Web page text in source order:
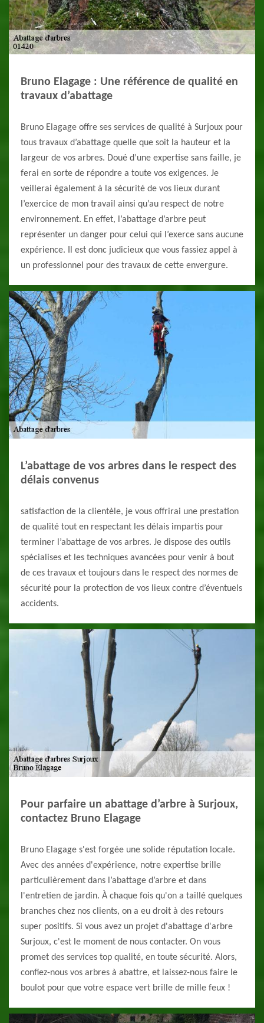
Bruno Elagage : Une référence de qualité en
travaux d’abattage
Bruno Elagage offre ses services de qualité à Surjoux pour
tous travaux d’abattage quelle que soit la hauteur et la
largeur de vos arbres. Doué d’une expertise sans faille, je
ferai en sorte de répondre a toute vos exigences. Je
veillerai également à la sécurité de vos lieux durant
l’exercice de mon travail ainsi qu’au respect de notre
environnement. En effet, l’abattage d’arbre peut
représenter un danger pour celui qui l’exerce sans aucune
expérience. Il est donc judicieux que vous fassiez appel à
un professionnel pour des travaux de cette envergure.
L’abattage de vos arbres dans le respect des
délais convenus
satisfaction de la clientèle, je vous offrirai une prestation
de qualité tout en respectant les délais impartis pour
terminer l’abattage de vos arbres. Je dispose des outils
spécialises et les techniques avancées pour venir à bout
de ces travaux et toujours dans le respect des normes de
sécurité pour la protection de vos lieux contre d’éventuels
accidents.
Pour parfaire un abattage d’arbre à Surjoux,
contactez Bruno Elagage
Bruno Elagage s'est forgée une solide réputation locale.
Avec des années d'expérience, notre expertise brille
particulièrement dans l’abattage d’arbre et dans
l'entretien de jardin. À chaque fois qu'on a taillé quelques
branches chez nos clients, on a eu droit à des retours
super positifs. Si vous avez un projet d'abattage d'arbre
Surjoux, c'est le moment de nous contacter. On vous
promet des services top qualité, en toute sécurité. Alors,
confiez-nous vos arbres à abattre, et laissez-nous faire le
boulot pour que votre espace vert brille de mille feux !